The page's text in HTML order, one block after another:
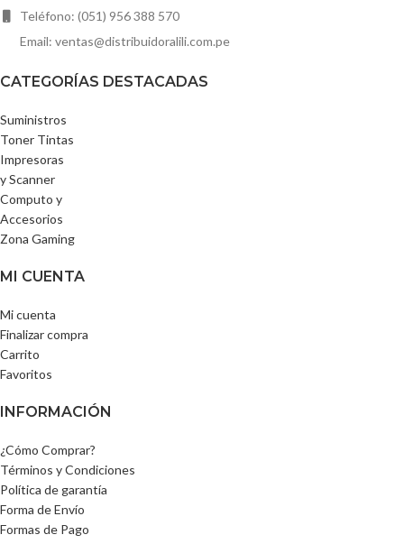
Teléfono: (051) 956 388 570
Email: ventas@distribuidoralili.com.pe
CATEGORÍAS DESTACADAS
Suministros
Toner Tintas
Impresoras
y Scanner
Computo y
Accesorios
Zona Gaming
MI CUENTA
Mi cuenta
Finalizar compra
Carrito
Favoritos
INFORMACIÓN
¿Cómo Comprar?
Términos y Condiciones
Política de garantía
Forma de Envío
Formas de Pago